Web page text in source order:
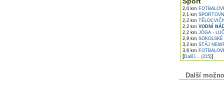
2,0 km
2,1 km
2,2 km
2,2 km VODNÍ
2,2 km JÓGA -
2,9 km
3,2 km STÁJ
3,6 km
[Další... (215)]
Další